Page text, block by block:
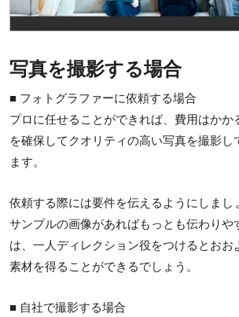
写真を撮影する場合
■ フォトグラファーに依頼する場合
プロに任せることができれば、費用はかか
を確保してクオリティの高い写真を撮影し
ます。
依頼する際には要件を伝えるようにしまし
サンプルの画像があればもっとも伝わりや
は、一人ディレクション役をつけるとおお
素材を得ることができるでしょう。
■ 自社で撮影する場合